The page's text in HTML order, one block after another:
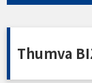
Thumva